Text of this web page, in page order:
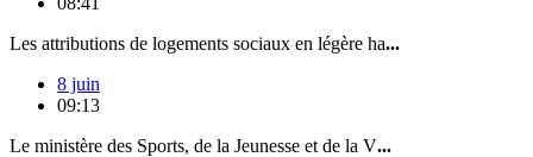
Les attributions de logements sociaux en légère ha...
8 juin
09:13
Le ministère des Sports, de la Jeunesse et de la V...